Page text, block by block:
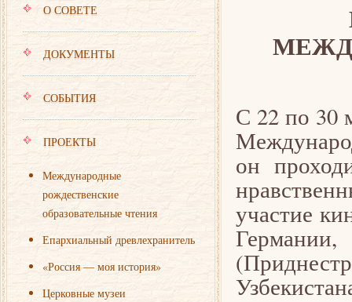
О СОВЕТЕ
ДОКУМЕНТЫ
СОБЫТИЯ
ПРОЕКТЫ
Международные
рождественские
образовательные чтения
Епархиальный древлехранитель
«Россия — моя история»
Церковные музеи
С 22 по 30
он
участие